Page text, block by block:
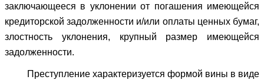
заключающееся в уклонении от погашения имеющейся
кредиторской задолженности и/или оплаты ценных бумаг,
злостность уклонения, крупный размер имеющейся
задолженности.
Преступление характеризуется формой вины в виде